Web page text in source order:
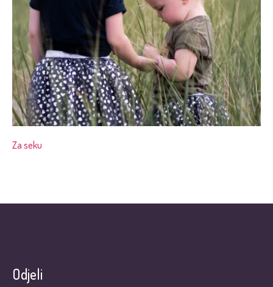
Za seku
Odjeli